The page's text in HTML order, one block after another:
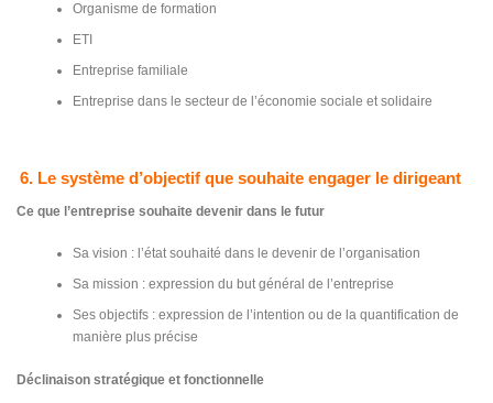
Organisme de formation
ETI
Entreprise familiale
Entreprise dans le secteur de l’économie sociale et solidaire
6. Le système d’objectif que souhaite engager le dirigeant
Ce que l’entreprise souhaite devenir dans le futur
Sa vision : l’état souhaité dans le devenir de l’organisation
Sa mission : expression du but général de l’entreprise
Ses objectifs : expression de l’intention ou de la quantification de
manière plus précise
Déclinaison stratégique et fonctionnelle